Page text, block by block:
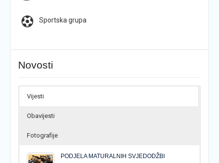
Sportska grupa
Novosti
Vijesti
Obavijesti
Fotografije
PODJELA MATURALNIH SVJEDODŽBI